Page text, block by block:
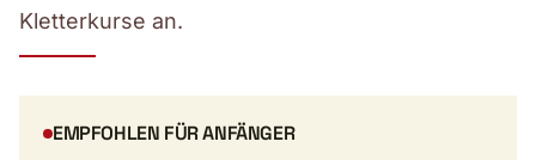
Kletterkurse an.
EMPFOHLEN FÜR ANFÄNGER